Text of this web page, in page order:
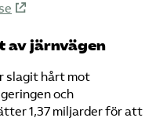
av järnvägen
slagit hårt mot
och
1,37 miljarder för att